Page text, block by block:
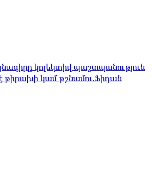
կոլեկտիվ պաշտպանություն
թիրախի կամ թշնամու.Ֆիդան